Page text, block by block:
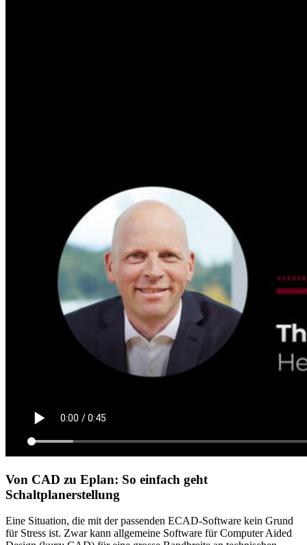
Von CAD zu Eplan: So einfach geht
Schaltplanerstellung
Eine Situation, die mit der passenden ECAD-Software kein Grund
für Stress ist. Zwar kann allgemeine Software für Computer Aided